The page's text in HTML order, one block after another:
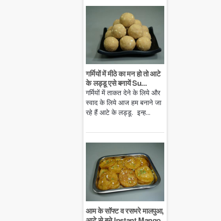
गर्मियों में मीठे का मन हो तो आटे
के लड्डू एसे बनायें Su...
गर्मियों में ताकत देने के लिये और
स्वाद के लिये आज हम बनाने जा
रहे हैं आटे के लड्डू. इन्ह...
आम के सॉफ्ट व रसभरे मालपुआ,